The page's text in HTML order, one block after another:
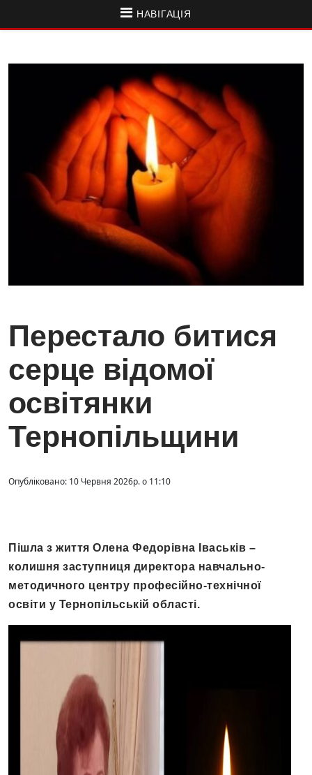
НАВІГАЦІЯ
Перестало битися
серце відомої
освітянки
Тернопільщини
Опубліковано: 10 Червня 2026р. о 11:10
Пішла з життя Олена Федорівна Іваськів –
колишня заступниця директора навчально-
методичного центру професійно-технічної
освіти у Тернопільській області.